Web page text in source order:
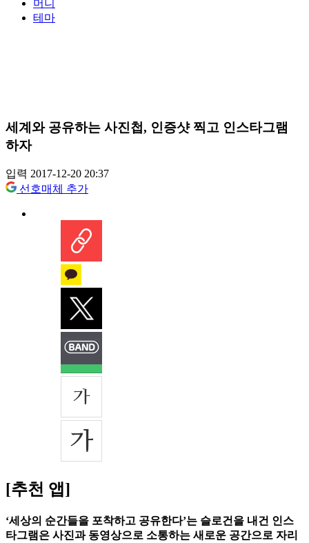
머니
테마
세계와 공유하는 사진첩, 인증샷 찍고 인스타그램
하자
입력 2017-12-20 20:37
선호매체 추가
[추천 앱]
‘세상의 순간들을 포착하고 공유한다’는 슬로건을 내건 인스
타그램은 사진과 동영상으로 소통하는 새로운 공간으로 자리